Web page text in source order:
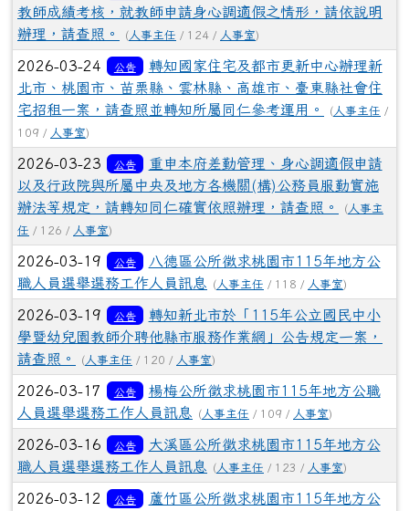
宅招租一案，請查照並轉知所屬同仁參考運用。
(人事主任
109 /
人事室)
2026-03-23 公告
重申本府差勤管理、身心調適假申請
以及行政院與所屬中央及地方各機關(構)公務員服勤實施
辦法等規定，請轉知同仁確實依照辦理，請查照。 (人事主
任/ 126 /人事室
2026-03-19 公告
八德區公所徵求桃園市115年地方公
職人員選舉選務工作人員訊息 (人事主任/ 118 / 人事室)
2026-03-19
轉知新北市於「115年公立國民中小
學暨幼兒園教師介聘他縣市服務作業網」公告規定一案，
請查照。 ( 人事主任/ 120 /人事室)
2026-03-17
楊梅公所徵求桃園市115年地方公職
人員選舉選務工作人員訊息 (人事主任 / 109 /人事室)
2026-03-16
大溪區公所徵求桃園市115年地方公
職人員選舉選務工作人員訊息
2026-03-12 公告
蘆竹區公所徵求桃園市115年地方公
職人員選舉選務工作人員訊息
2026-03-12 公告
檢送「公立中小學兼任行政職務教師
休假補助基準」第4點發布令影本及行政規則修正規定各1
份，請查照。
人事主任/ 129 /人事室)